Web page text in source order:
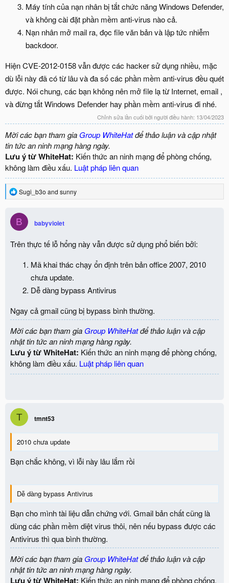
Máy tính của nạn nhân bị tắt chức năng Windows Defender,
và không cài đặt phần mềm anti-virus nào cả.
Nạn nhân mở mail ra, đọc file văn bản và lập tức nhiễm
backdoor.
Hiện CVE-2012-0158 vẫn được các hacker sử dụng nhiều, mặc
dù lỗi này đã có từ lâu và đa số các phần mềm anti-virus đều quét
được. Nói chung, các bạn không nên mở file lạ từ Internet, email ,
và đừng tắt Windows Defender hay phần mềm anti-virus đi nhé.
Chỉnh sửa lần cuối bởi người điều hành: 13/04/2023
Mời các bạn tham gia Group WhiteHatđể thảo luận và cập nhật
tin tức an ninh mạng hàng ngày.
Lưu ý từ WhiteHat: Kiến thức an ninh mạng để phòng chống,
không làm điều xấu. Luật pháp liên quan
R
e
c
t
i
o
n
Sugi_b3o and sunny
B babyviolet
Trên thực tế lỗ hổng này vẫn được sử dụng phổ biến bởi:
Mã khai thác chạy ổn định trên bản office 2007, 2010
chưa update.
Dễ dàng bypass Antivirus
Ngay cả gmail cũng bị bypass bình thường.
Mời các bạn tham gia Group WhiteHatđể thảo luận và cập
nhật tin tức an ninh mạng hàng ngày.
Lưu ý từ WhiteHat: Kiến thức an ninh mạng để phòng chống,
không làm điều xấu. Luật pháp liên quan
T tmnt53
2010 chưa update
Bạn chắc không, vì lỗi này lâu lắm rồi
Dễ dàng bypass Antivirus
Bạn cho mình tài liệu dẫn chứng với. Gmail bản chất cũng là
dùng các phần mềm diệt virus thôi, nên nếu bypass được các
Antivirus thì qua bình thường.
Mời các bạn tham gia Group WhiteHatđể thảo luận và cập
nhật tin tức an ninh mạng hàng ngày.
Lưu ý từ WhiteHat: Kiến thức an ninh mạng để phòng chống,